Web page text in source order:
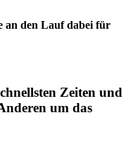
an den Lauf dabei für
Zeiten und
um das